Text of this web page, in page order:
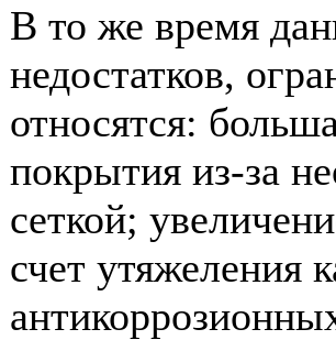
В то же время
недостатков,
относятся:
покрытия из-за
сеткой;
счет утяжеления